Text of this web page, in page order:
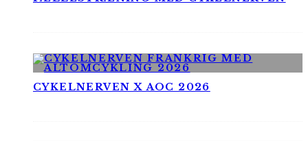
CYKELNERVEN X AOC 2026